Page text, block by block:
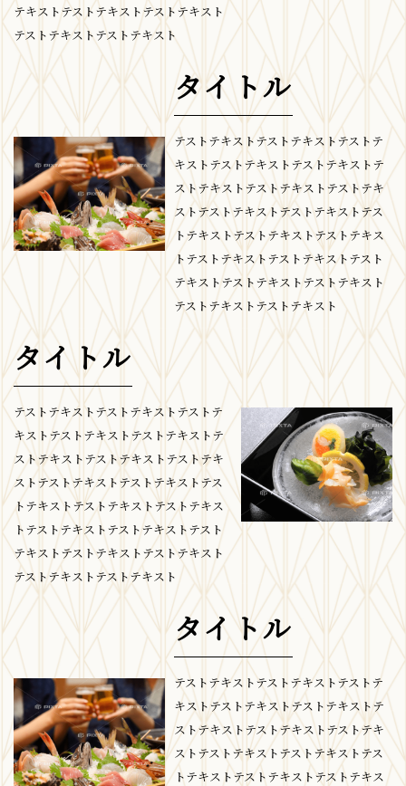
テキストテストテキストテストテキスト
テストテキストテストテキスト
タイトル
テストテキストテストテキストテストテ
キストテストテキストテストテキストテ
ストテキストテストテキストテストテキ
ストテストテキストテストテキストテス
トテキストテストテキストテストテキス
トテストテキストテストテキストテスト
テキストテストテキストテストテキスト
テストテキストテストテキスト
タイトル
テストテキストテストテキストテストテ
キストテストテキストテストテキストテ
ストテキストテストテキストテストテキ
ストテストテキストテストテキストテス
トテキストテストテキストテストテキス
トテストテキストテストテキストテスト
テキストテストテキストテストテキスト
テストテキストテストテキスト
タイトル
テストテキストテストテキストテストテ
キストテストテキストテストテキストテ
ストテキストテストテキストテストテキ
ストテストテキストテストテキストテス
トテキストテストテキストテストテキス